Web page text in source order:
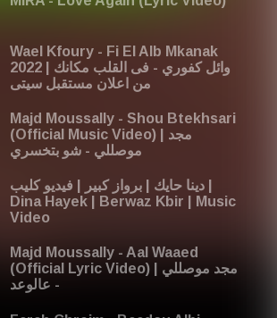
Wael Kfoury - Fi El Alb Mkanak
2022 | وائل كفوري - فى القلب مكانك
من اعلان مستقبل سيتى
Majd Moussally - Shou Btekhsari
(Official Music Video) | مجد
موصللي - شو بتخسري
دينا حايك | برواز كبير | فيديو كليب |
Dina Hayek | Berwaz Kbir | Music
Video
Majd Moussally - Aal Waaed
(Official Lyric Video) | مجد موصللي
- عالوعد